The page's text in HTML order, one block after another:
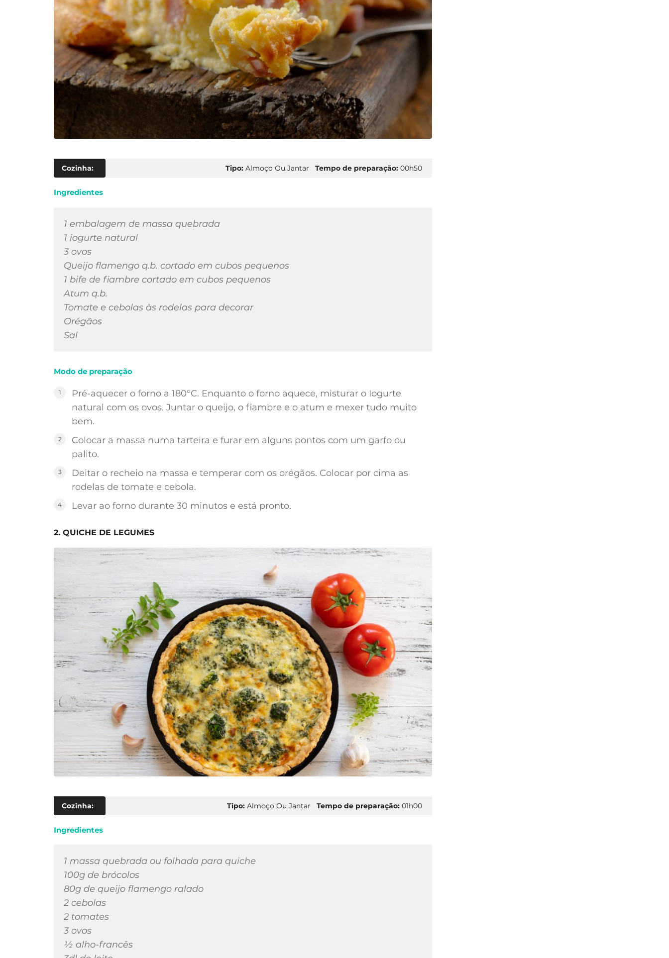
Cozinha: Tipo: Almoço Ou Jantar Tempo de preparação: 00h50
Ingredientes
1 embalagem de massa quebrada
1 iogurte natural
3 ovos
Queijo flamengo q.b. cortado em cubos pequenos
1 bife de fiambre cortado em cubos pequenos
Atum q.b.
Tomate e cebolas às rodelas para decorar
Orégãos
Sal
Modo de preparação
Pré-aquecer o forno a 180°C. Enquanto o forno aquece, misturar o Iogurte
natural com os ovos. Juntar o queijo, o fiambre e o atum e mexer tudo muito
bem.
Colocar a massa numa tarteira e furar em alguns pontos com um garfo ou
palito.
Deitar o recheio na massa e temperar com os orégãos. Colocar por cima as
rodelas de tomate e cebola.
Levar ao forno durante 30 minutos e está pronto.
2. QUICHE DE LEGUMES
Cozinha: Tipo: Almoço Ou Jantar Tempo de preparação: 01h00
Ingredientes
1 massa quebrada ou folhada para quiche
100g de brócolos
80g de queijo flamengo ralado
2 cebolas
2 tomates
3 ovos
½ alho-francês